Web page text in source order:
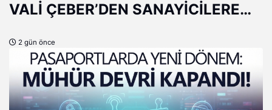
VALİ ÇEBER’DEN SANAYİCİLERE
2 gün önce